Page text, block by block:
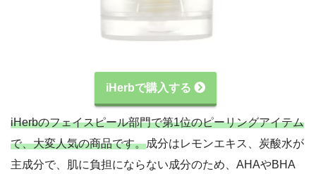
iHerbで購入する
iHerbのフェイスピール部門で第1位のピーリングアイテム
で、大変人気の商品です。成分はレモンエキス、炭酸水が
主成分で、肌に負担にならない成分のため、AHAやBHA